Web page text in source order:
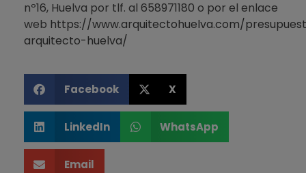
nº16, Huelva por tlf. al 658971180 o por el enlace
web https://www.arquitectohuelva.com/
arquitecto-huelva/
Facebook X
LinkedIn WhatsApp
Email